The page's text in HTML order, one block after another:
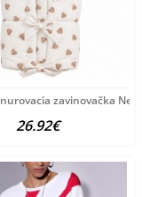
zavinovačka
26.92€